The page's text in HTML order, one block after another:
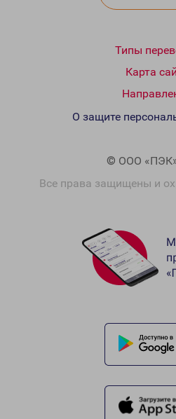
Типы
Карта
© ООО
Все права защищены и
О защите